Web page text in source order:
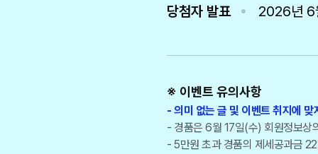
당첨자 발표 2026년 6
※ 이벤트 유의사항
의미 없는 글 및 이벤트 취지에
경품은 6월 17일(수) 회원정보상
5만원 초과 경품의 제세공과금